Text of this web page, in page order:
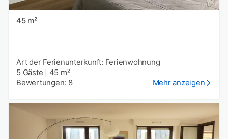
45 m²
Art der Ferienunterkunft: Ferienwohnung
5 Gäste
45 m²
Bewertungen: 8
Mehr anzeigen